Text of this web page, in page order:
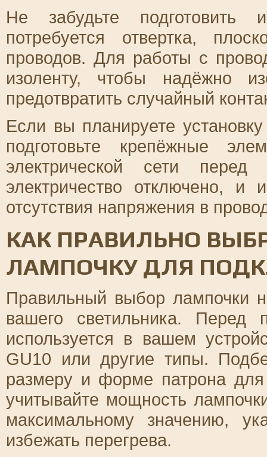
Не забудьте
потребуется отвертка,
проводов. Для работы с
изоленту, чтобы надёжно
предотвратить случайный
Если вы планируете
подготовьте крепёжные
электрической сети
электричество отключено, и
отсутствия напряжения в
КАК ПРАВИЛЬНО
ЛАМПОЧКУ ДЛЯ
Правильный выбор лампочки
вашего светильника. Перед
используется в вашем
GU10 или другие типы.
размеру и форме патрона
учитывайте мощность
максимальному значению,
избежать перегрева.